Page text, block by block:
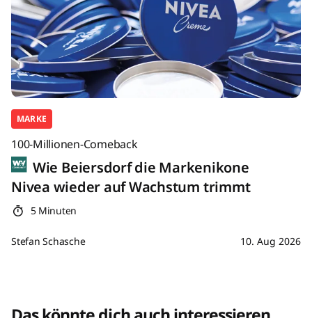
MARKE
100-Millionen-Comeback
Wie Beiersdorf die Markenikone
Nivea wieder auf Wachstum trimmt
5 Minuten
Stefan Schasche 10. Aug 2026